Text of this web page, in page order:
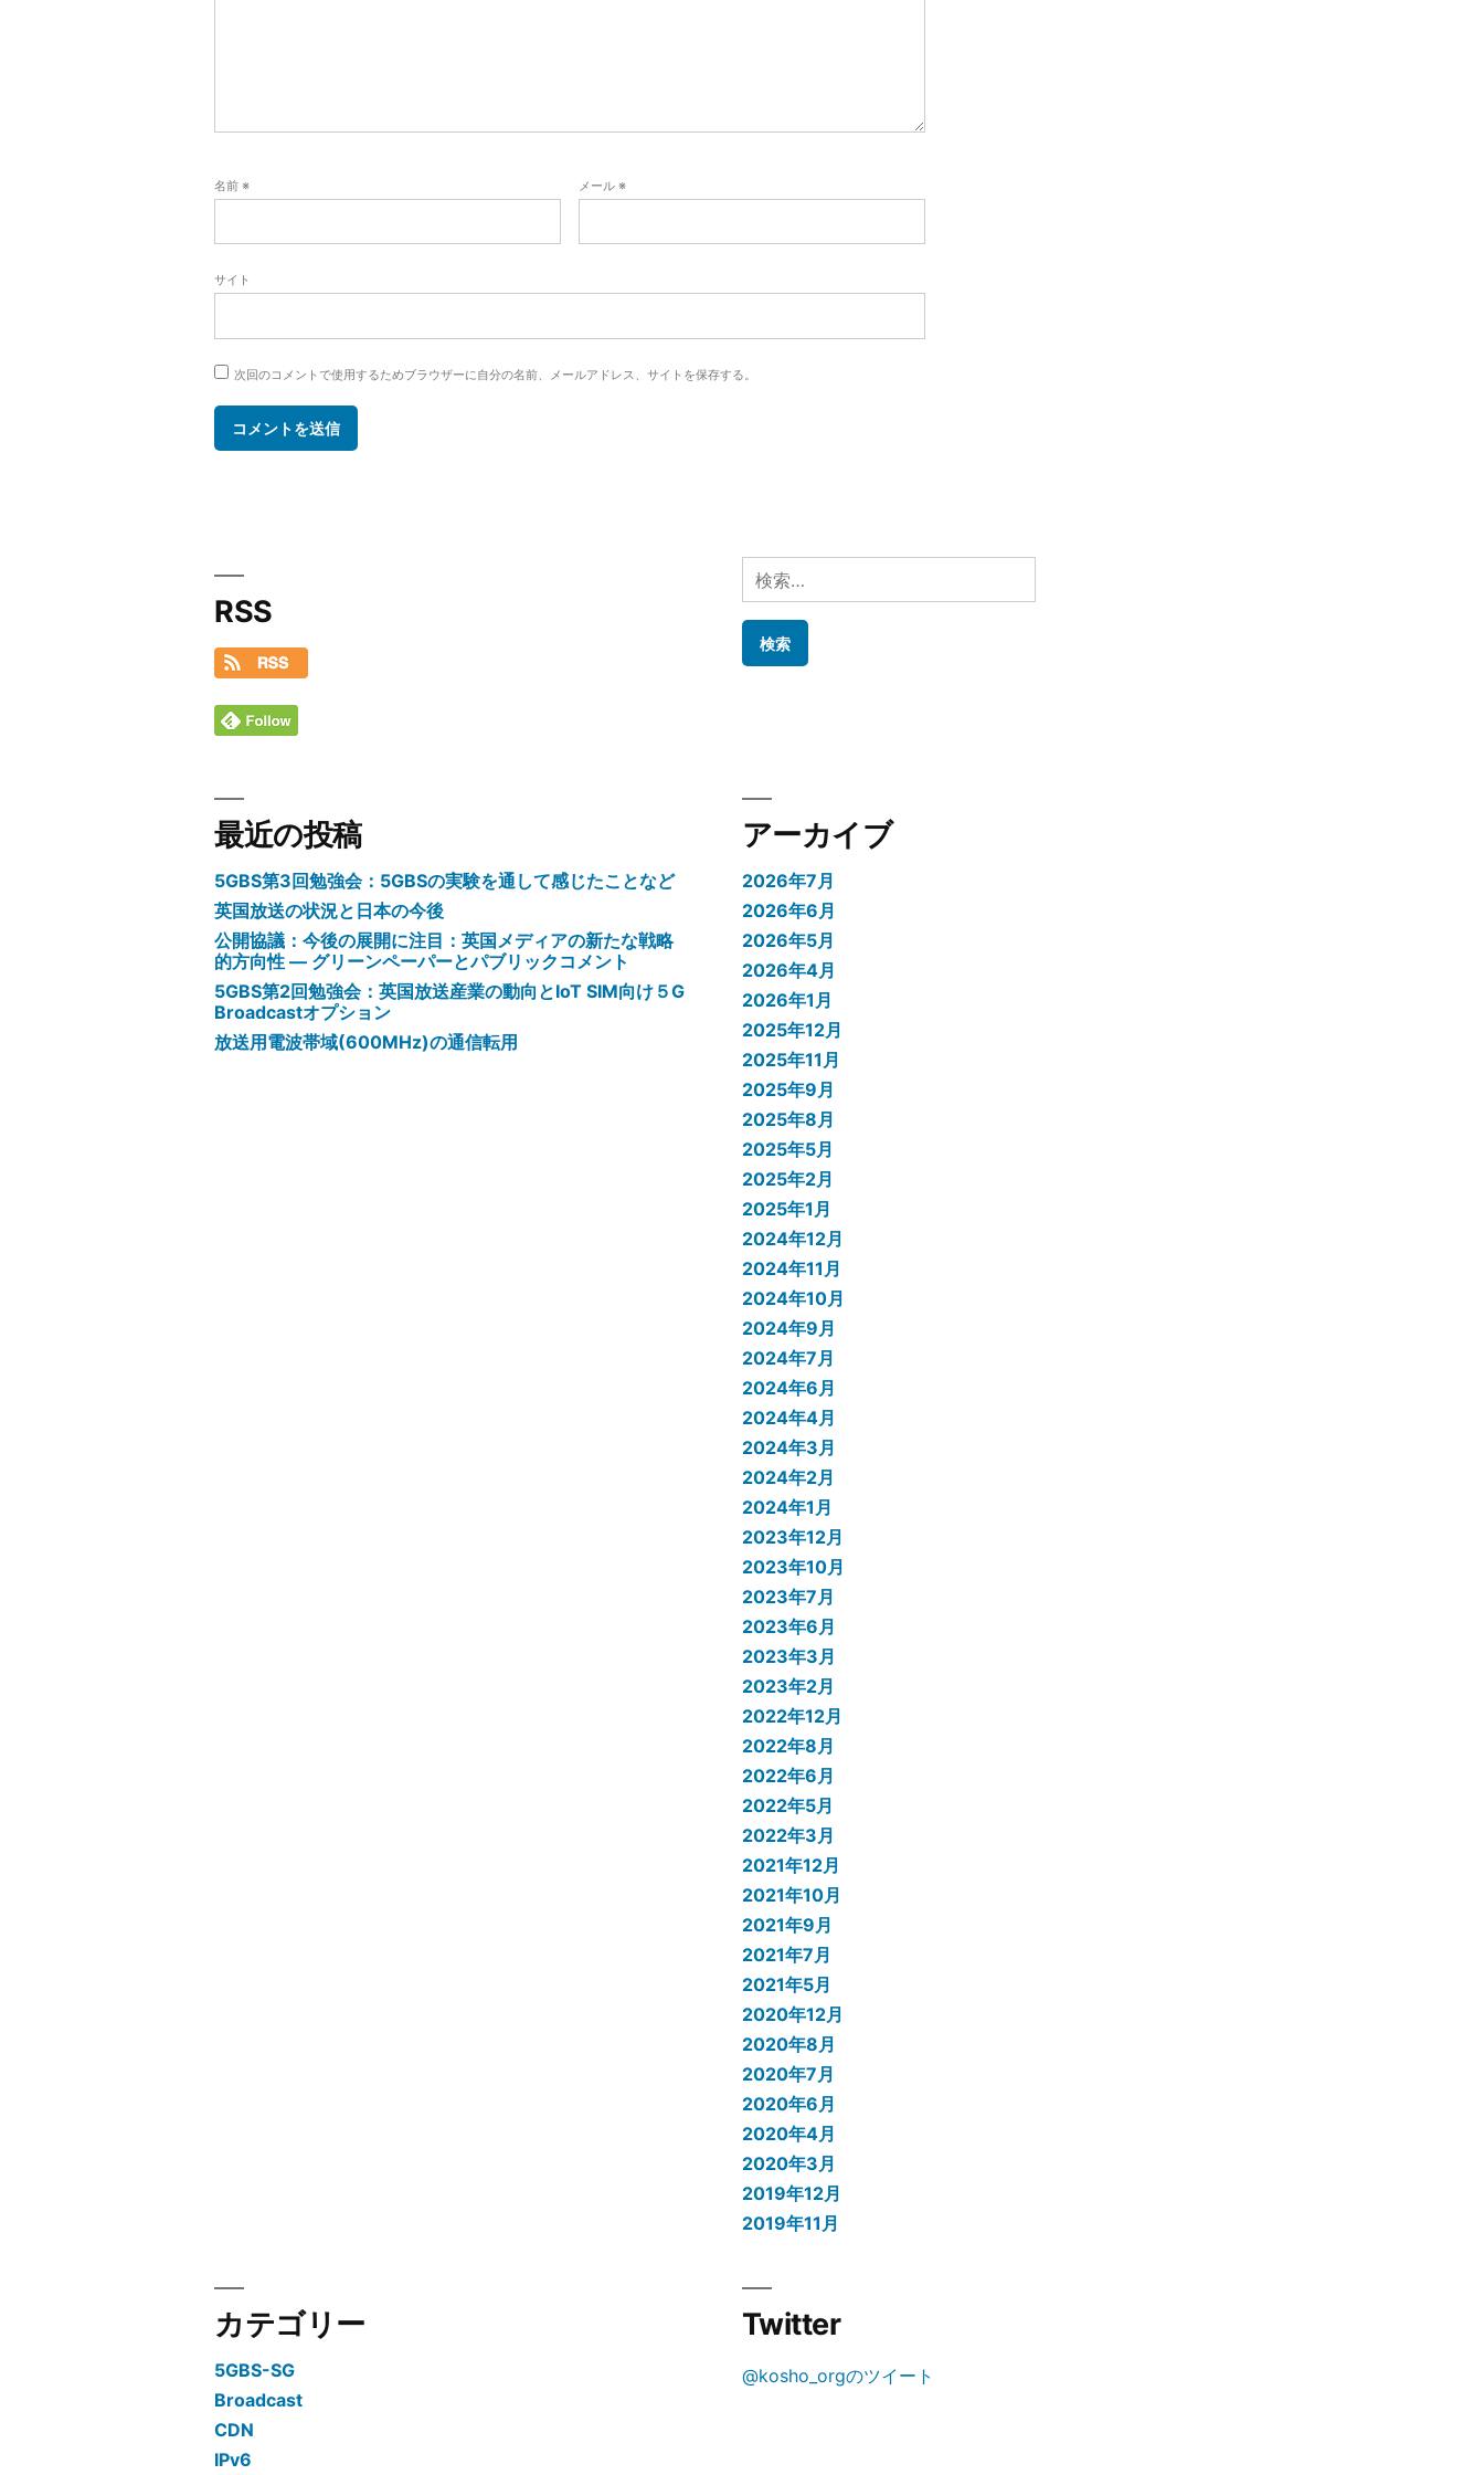
名前※ メール※
サイト
次回のコメントで使用するためブラウザーに自分の名前、メールアドレス、サイトを保存する。
RSS
検
索:
最近の投稿
5GBS第3回勉強会：5GBSの実験を通して感じたことなど
英国放送の状況と日本の今後
公開協議：今後の展開に注目：英国メディアの新たな戦略
的方向性 ― グリーンペーパーとパブリックコメント
5GBS第2回勉強会：英国放送産業の動向とIoT SIM向け５G
Broadcastオプション
放送用電波帯域(600MHz)の通信転用
アーカイブ
2026年7月
2026年6月
2026年5月
2026年4月
2026年1月
2025年12月
2025年11月
2025年9月
2025年8月
2025年5月
2025年2月
2025年1月
2024年12月
2024年11月
2024年10月
2024年9月
2024年7月
2024年6月
2024年4月
2024年3月
2024年2月
2024年1月
2023年12月
2023年10月
2023年7月
2023年6月
2023年3月
2023年2月
2022年12月
2022年8月
2022年6月
2022年5月
2022年3月
2021年12月
2021年10月
2021年9月
2021年7月
2021年5月
2020年12月
2020年8月
2020年7月
2020年6月
2020年4月
2020年3月
2019年12月
2019年11月
カテゴリー
5GBS-SG
Broadcast
CDN
IPv6
Twitter
@kosho_orgのツイート